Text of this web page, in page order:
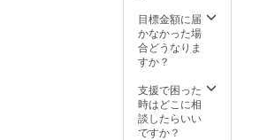
目標金額に届
かなかった場
合どうなりま
すか？
支援で困った
時はどこに相
談したらいい
ですか？